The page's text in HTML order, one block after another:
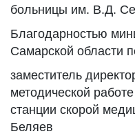
больницы им. В.Д.
Благодарностью
Самарской области
заместитель
методической
станции скорой
Беляев